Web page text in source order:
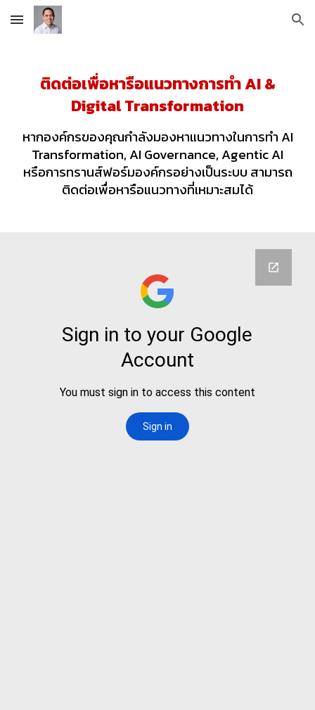
Skip to main content Skip to navigation
ติดต่อเพื่อหารือแนวทางการทำ AI &
Digital Transformation
หากองค์กรของคุณกำลังมองหาแนวทางในการทำ AI
Transformation, AI Governance, Agentic AI
หรือการทรานส์ฟอร์มองค์กรอย่างเป็นระบบ สามารถ
ติดต่อเพื่อหารือแนวทางที่เหมาะสมได้